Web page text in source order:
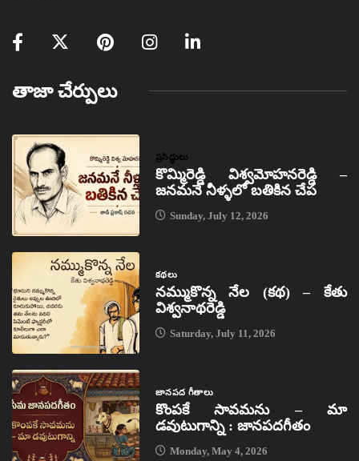
తాజా చేర్పులు
ప్రసిద్ధులు
కొమ్మిరెడ్డి విశ్వమోహనరెడ్డి –
జనమనే నీళ్ళలో బతికిన చేప
Sunday, July 12, 2026
కథలు
నమ్ముకొన్న నేల (కథ) – కేతు
విశ్వనాథరెడ్డి
Saturday, July 11, 2026
జానపద గీతాలు
కొంపకే సావమను – మా
డవుటుగాన్ని : జానపదగీతం
Monday, May 4, 2026